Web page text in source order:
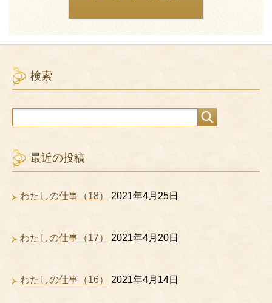
検索
最近の投稿
わたしの仕事（18） 2021年4月25日
わたしの仕事（17） 2021年4月20日
わたしの仕事（16） 2021年4月14日